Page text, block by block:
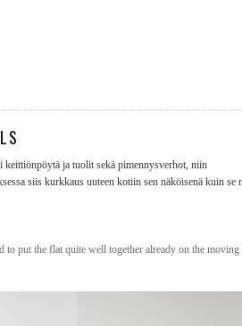
keittiönpöytä ja tuolit sekä pimennysverhot, niin
siis kurkkaus uuteen kotiin sen näköisenä kuin se
put the flat quite well together already on the moving